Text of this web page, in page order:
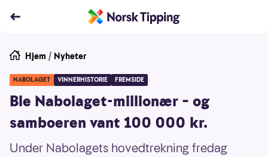
Hjem / Nyheter
NABOLAGET VINNERHISTORIE FREMSIDE
Ble Nabolaget-millionær – og
samboeren vant 100 000 kr.
Under Nabolagets hovedtrekning fredag